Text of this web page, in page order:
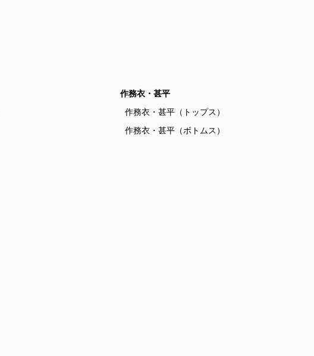
作務衣・甚平
作務衣・甚平（トップス）
作務衣・甚平（ボトムス）